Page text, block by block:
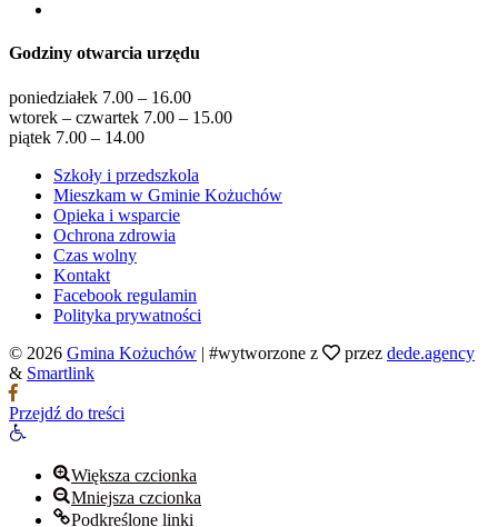
Godziny otwarcia urzędu
poniedziałek 7.00 – 16.00
wtorek – czwartek 7.00 – 15.00
piątek 7.00 – 14.00
Szkoły i przedszkola
Mieszkam w Gminie Kożuchów
Opieka i wsparcie
Ochrona zdrowia
Czas wolny
Kontakt
Facebook regulamin
Polityka prywatności
© 2026 Gmina Kożuchów | #wytworzone z przez dede.agency
& Smartlink
Przejdź do treści
Otwórz
narzędzi Większa czcionka
Mniejsza czcionka
Podkreślone linki